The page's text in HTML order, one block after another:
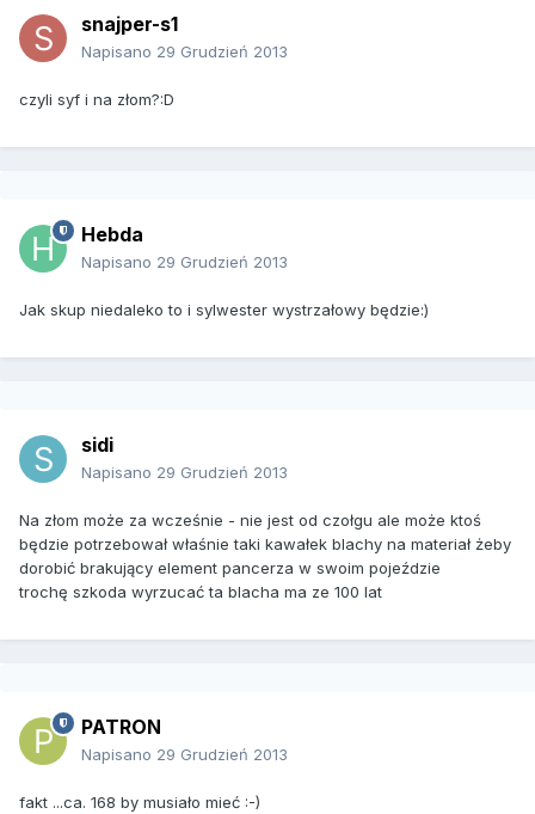
snajper-s1
Napisano 29 Grudzień 2013
czyli syf i na złom?:D
Hebda
Napisano 29 Grudzień 2013
Jak skup niedaleko to i sylwester wystrzałowy będzie:)
sidi
Napisano 29 Grudzień 2013
Na złom może za wcześnie - nie jest od czołgu ale może ktoś
będzie potrzebował właśnie taki kawałek blachy na materiał żeby
dorobić brakujący element pancerza w swoim pojeździe
trochę szkoda wyrzucać ta blacha ma ze 100 lat
PATRON
Napisano 29 Grudzień 2013
fakt ...ca. 168 by musiało mieć :-)